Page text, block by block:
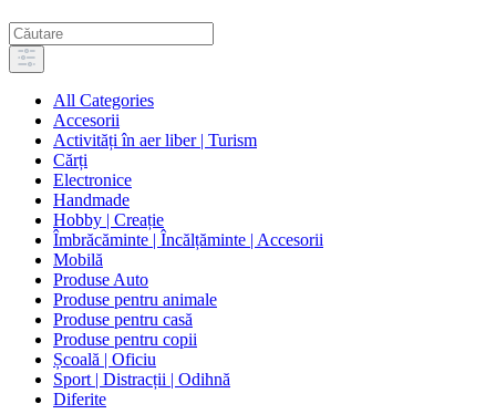
All Categories
Accesorii
Activități în aer liber | Turism
Cărți
Electronice
Handmade
Hobby | Creație
Îmbrăcăminte | Încălțăminte | Accesorii
Mobilă
Produse Auto
Produse pentru animale
Produse pentru casă
Produse pentru copii
Școală | Oficiu
Sport | Distracții | Odihnă
Diferite